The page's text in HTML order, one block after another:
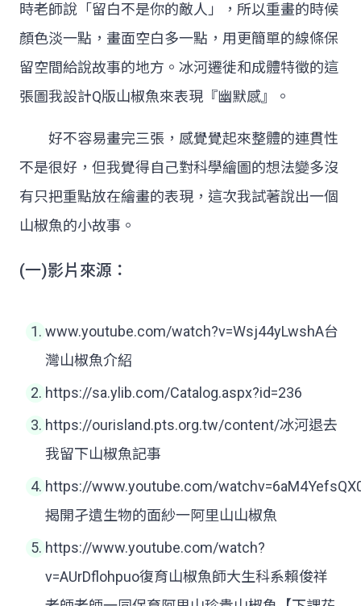
時老師說「留白不是你的敵人」，所以重畫的時候
顏色淡一點，畫面空白多一點，用更簡單的線條保
留空間給說故事的地方。冰河遷徙和成體特徵的這
張圖我設計Q版山椒魚來表現『幽默感』。
好不容易畫完三張，感覺覺起來整體的連貫性
不是很好，但我覺得自己對科學繪圖的想法變多沒
有只把重點放在繪畫的表現，這次我試著說出一個
山椒魚的小故事。
(一)影片來源：
www.youtube.com/watch?v=Wsj44yLwshA台
灣山椒魚介紹
https://sa.ylib.com/Catalog.aspx?id=236
https://ourisland.pts.org.tw/content/冰河退去
我留下山椒魚記事
https://www.youtube.com/
揭開孑遺生物的面紗一阿里山山椒魚
https://www.youtube.com/watch?
v=AUrDflohpuo復育山椒魚師大生科系賴俊祥